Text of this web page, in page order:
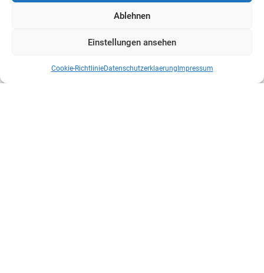
Ablehnen
Einstellungen ansehen
Cookie-RichtlinieDatenschutzerklaerung Impressum